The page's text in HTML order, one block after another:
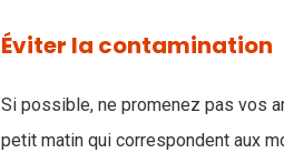
Éviter la contamination
Si possible, ne promenez pas vos
petit matin qui correspondent aux